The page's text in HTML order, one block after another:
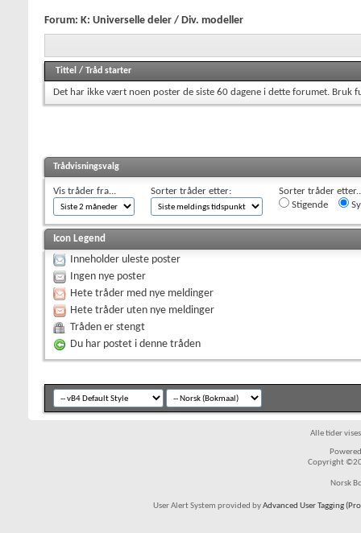
Forum: K: Universelle deler / Div. modeller
Tittel / Tråd starter
Det har ikke vært noen poster de siste 60 dagene i dette forumet. Bruk
Trådvisningsvalg
Vis tråder fra... Sorter tråder etter:
Sorter tråder
Stigende
Icon Legend
Inneholder uleste poster
Ingen nye poster
Hete tråder med nye meldinger
Hete tråder uten nye meldinger
Tråden er stengt
Du har postet i denne tråden
Alle tider
Copyright
Norsk
User Alert System provided byAdvanced User Tagging